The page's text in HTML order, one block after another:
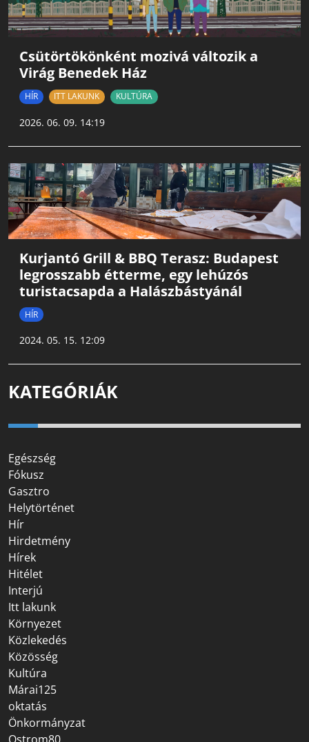
Csütörtökönként mozivá változik a
Virág Benedek Ház
HÍR ITT LAKUNK KULTÚRA
2026. 06. 09. 14:19
Kurjantó Grill & BBQ Terasz: Budapest
legrosszabb étterme, egy lehúzós
turistacsapda a Halászbástyánál
HÍR
2024. 05. 15. 12:09
KATEGÓRIÁK
Egészség
Fókusz
Gasztro
Helytörténet
Hír
Hirdetmény
Hírek
Hitélet
Interjú
Itt lakunk
Környezet
Közlekedés
Közösség
Kultúra
Márai125
oktatás
Önkormányzat